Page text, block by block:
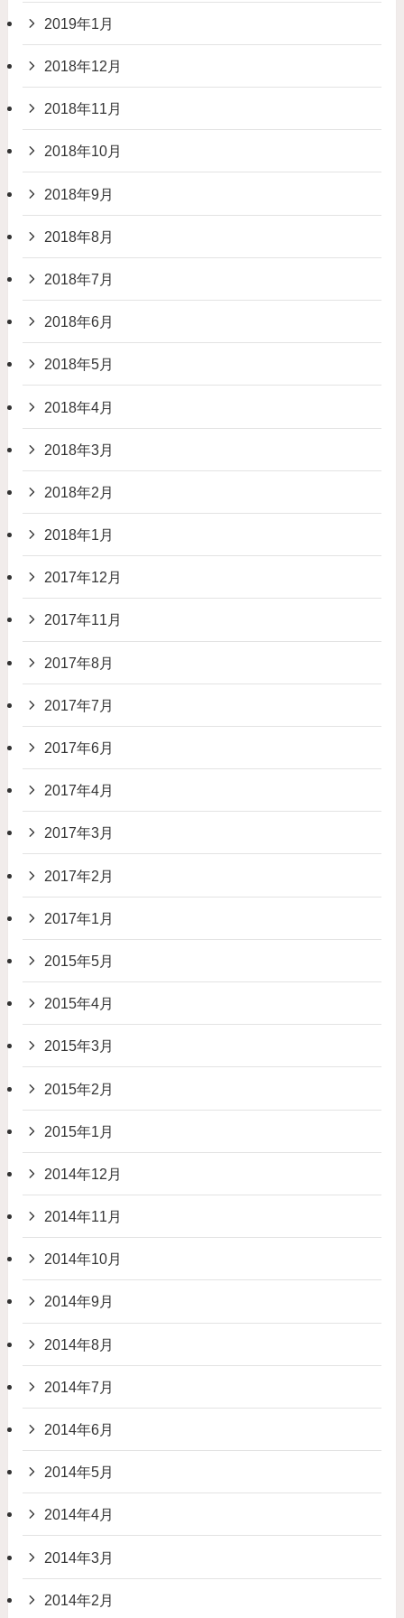
2019年1月
2018年12月
2018年11月
2018年10月
2018年9月
2018年8月
2018年7月
2018年6月
2018年5月
2018年4月
2018年3月
2018年2月
2018年1月
2017年12月
2017年11月
2017年8月
2017年7月
2017年6月
2017年4月
2017年3月
2017年2月
2017年1月
2015年5月
2015年4月
2015年3月
2015年2月
2015年1月
2014年12月
2014年11月
2014年10月
2014年9月
2014年8月
2014年7月
2014年6月
2014年5月
2014年4月
2014年3月
2014年2月